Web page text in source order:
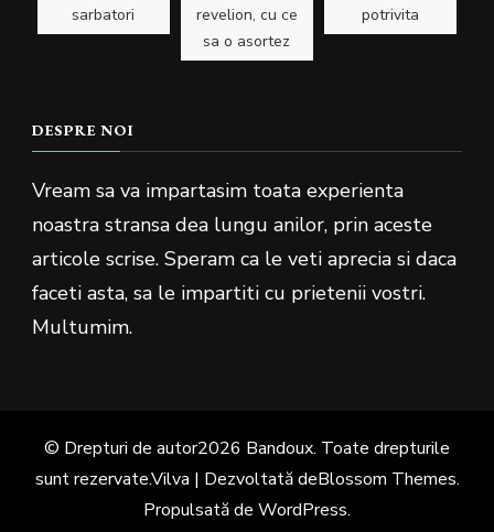
sarbatori
revelion, cu ce
sa o asortez
potrivita
DESPRE NOI
Vream sa va impartasim toata experienta
noastra stransa dea lungu anilor, prin aceste
articole scrise. Speram ca le veti aprecia si daca
faceti asta, sa le impartiti cu prietenii vostri.
Multumim.
© Drepturi de autor2026 Bandoux. Toate drepturile
sunt rezervate.Vilva | Dezvoltată deBlossom Themes.
Propulsată de WordPress.